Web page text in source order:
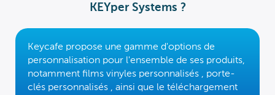
KEYper Systems ?
Keycafe propose une gamme d'options de
personnalisation pour l'ensemble de ses produits,
notamment films vinyles personnalisés , porte-
clés personnalisés , ainsi que le téléchargement